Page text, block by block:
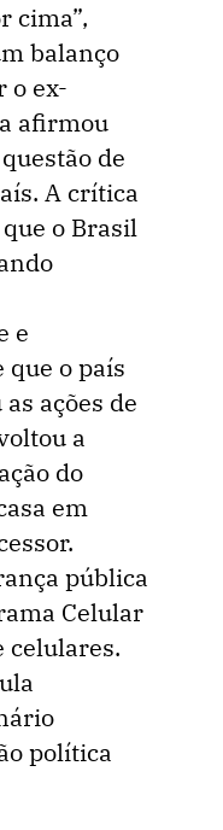
cima”,
balanço
o ex-
afirmou
de
A crítica
o Brasil
e
o país
ações de
a
do
em
pública
Celular
celulares.
política